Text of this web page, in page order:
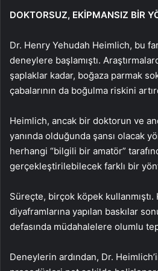
DOKTORSUZ, EKİPMANSIZ BİR
Dr. Henry Yehudah Heimlich, bu
deneylere başlamıştı.
şaplaklar kadar, boğaza parmak
çabalarının da boğulma riskini
Heimlich, ancak bir doktorun ve
yanında olduğunda şansı olacak
herhangi “bilgili bir amatör”
gerçekleştirilebilecek farklı bir
Süreçte, birçok köpek
diyaframlarına yapılan baskılar
defasında müdahalelere olumlu
Deneylerin ardından, Dr.